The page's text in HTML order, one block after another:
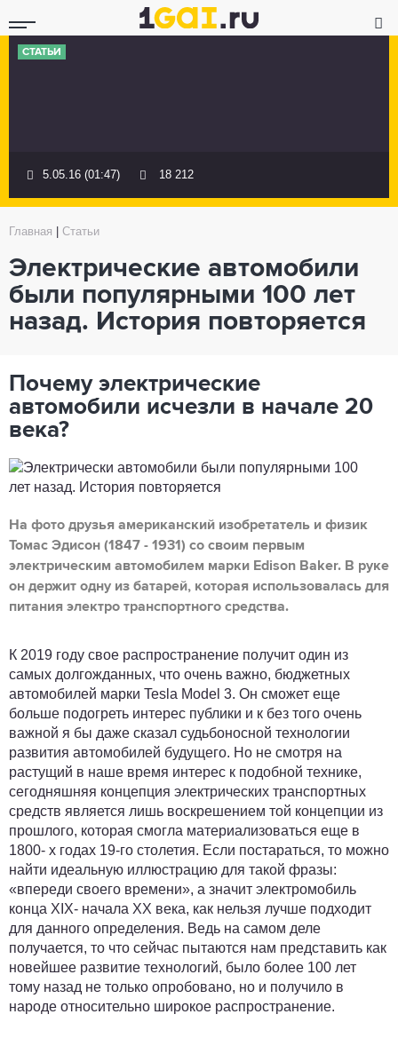
СТАТЬИ
5.05.16 (01:47) 18 212
Главная Статьи
Электрические автомобили
были популярными 100 лет
назад. История повторяется
Почему электрические
автомобили исчезли в начале 20
века?
На фото друзья американский изобретатель и физик
Томас Эдисон (1847 - 1931) со своим первым
электрическим автомобилем марки Edison Baker. В руке
он держит одну из батарей, которая использовалась для
питания электро транспортного средства.
К 2019 году свое распространение получит один из
самых долгожданных, что очень важно, бюджетных
автомобилей марки Tesla Model 3. Он сможет еще
больше подогреть интерес публики и к без того очень
важной я бы даже сказал судьбоносной технологии
развития автомобилей будущего. Но не смотря на
растущий в наше время интерес к подобной технике,
сегодняшняя концепция электрических транспортных
средств является лишь воскрешением той концепции из
прошлого, которая смогла материализоваться еще в
1800- х годах 19-го столетия. Если постараться, то можно
найти идеальную иллюстрацию для такой фразы:
«впереди своего времени», а значит электромобиль
конца XIX- начала XX века, как нельзя лучше подходит
для данного определения. Ведь на самом деле
получается, то что сейчас пытаются нам представить как
новейшее развитие технологий, было более 100 лет
тому назад не только опробовано, но и получило в
народе относительно широкое распространение.